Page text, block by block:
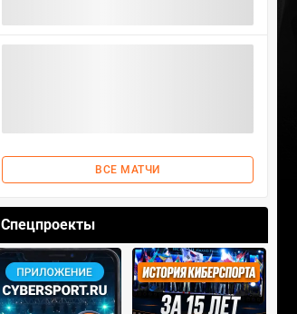
ВСЕ МАТЧИ
Спецпроекты